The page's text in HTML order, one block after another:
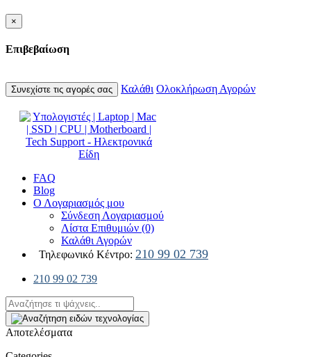
×
Επιβεβαίωση
Συνεχίστε τις αγορές σας Καλάθι Ολοκλήρωση Αγορών
FAQ
Blog
Ο Λογαριασμός μου
Σύνδεση Λογαριασμού
Λίστα Επιθυμιών (0)
Καλάθι Αγορών
Τηλεφωνικό Κέντρο: 210 99 02 739
210 99 02 739
Αποτελέσματα